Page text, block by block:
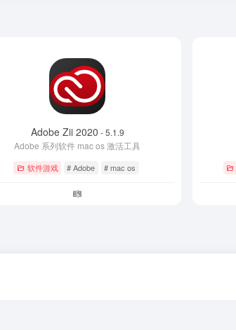
Adobe Zii 2020 - 5.1.9
Adobe 系列软件 mac os 激活工具
软件游戏 # Adobe # mac os